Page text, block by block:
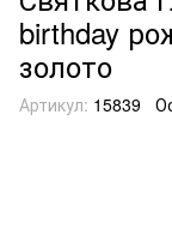
birthday
золото
Артикул: 15839